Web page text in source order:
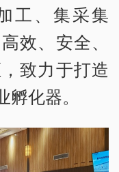
工、集采集
效、安全、
致力于打造
化器。